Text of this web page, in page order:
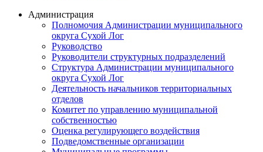
Администрация
Полномочия Администрации муниципального
округа Сухой Лог
Руководство
Руководители структурных подразделений
Структура Администрации муниципального
округа Сухой Лог
Деятельность начальников территориальных
отделов
Комитет по управлению муниципальной
собственностью
Оценка регулирующего воздействия
Подведомственные организации